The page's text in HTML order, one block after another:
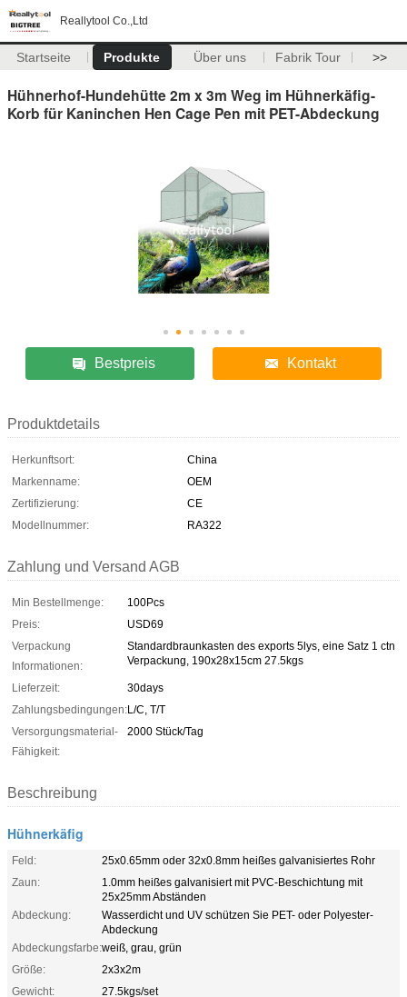
Reallytool Co.,Ltd
Startseite Produkte Über uns Fabrik Tour >>
Hühnerhof-Hundehütte 2m x 3m Weg im Hühnerkäfig-
Korb für Kaninchen Hen Cage Pen mit PET-Abdeckung
Bestpreis Kontakt
Produktdetails
Herkunftsort:
China
Markenname:
OEM
Zertifizierung:
CE
Modellnummer:
RA322
Zahlung und Versand AGB
Min Bestellmenge:
100Pcs
Preis:
USD69
Verpackung
Informationen:
Standardbraunkasten des exports 5lys, eine Satz 1 ctn
Verpackung, 190x28x15cm 27.5kgs
Lieferzeit:
30days
Zahlungsbedingungen:L/C, T/T
Versorgungsmaterial-
Fähigkeit:
2000 Stück/Tag
Beschreibung
Hühnerkäfig
Feld:
25x0.65mm oder 32x0.8mm heißes galvanisiertes Rohr
Zaun:
1.0mm heißes galvanisiert mit PVC-Beschichtung mit
25x25mm Abständen
Abdeckung:
Wasserdicht und UV schützen Sie PET- oder Polyester-
Abdeckung
Abdeckungsfarbe:weiß, grau, grün
Größe:
2x3x2m
Gewicht:
27.5kgs/set